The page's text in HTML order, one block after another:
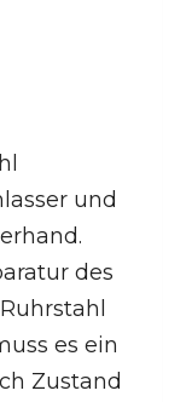
und
des
es ein
Zustand